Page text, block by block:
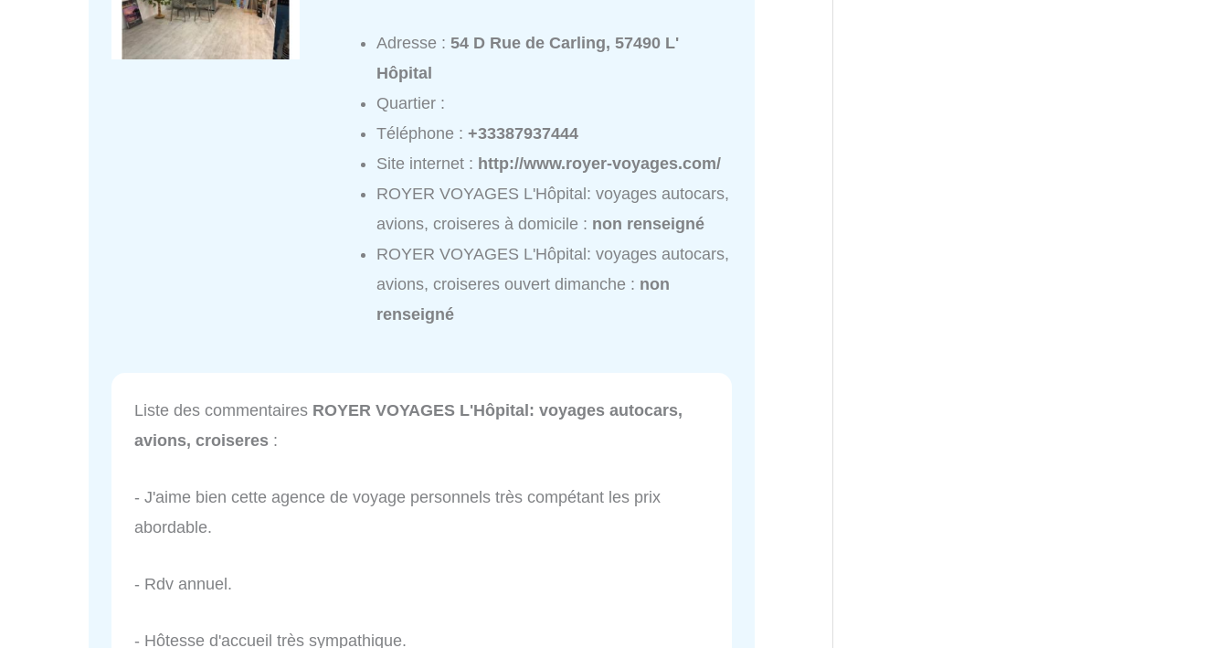
Adresse :54 D Rue de Carling, 57490 L'
Hôpital
Quartier :
Téléphone :+33387937444
Site internet : http://www.royer-voyages.com/
ROYER VOYAGES L'Hôpital: voyages autocars,
avions, croiseres à domicile : non renseigné
ROYER VOYAGES L'Hôpital: voyages autocars,
avions, croiseres ouvert dimanche : non
renseigné
Liste des commentaires ROYER VOYAGES L'Hôpital: voyages autocars,
avions, croiseres :
- J'aime bien cette agence de voyage personnels très compétant les prix
abordable.
- Rdv annuel.
- Hôtesse d'accueil très sympathique.